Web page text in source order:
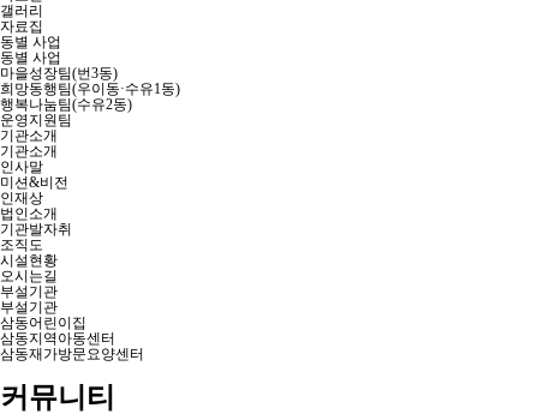
갤러리
자료집
동별 사업
동별 사업
마을성장팀(번3동)
희망동행팀(우이동·수유1동)
행복나눔팀(수유2동)
운영지원팀
기관소개
기관소개
인사말
미션&비전
인재상
법인소개
기관발자취
조직도
시설현황
오시는길
부설기관
부설기관
삼동어린이집
삼동지역아동센터
삼동재가방문요양센터
커뮤니티